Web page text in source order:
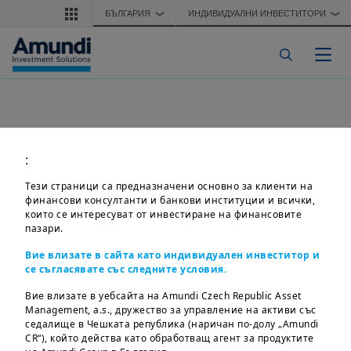
Премини към основното съдържание
БЪЛГАРИЯ ❯ ИНДИВИДУАЛНИ ИНВЕСТИТОРИ ❯
:
Тези страници са предназначени основно за клиенти на
финансови консултанти и банкови институции и всички,
които се интересуват от инвестиране на финансовите
пазари.
Вие влизате в сайта като индивидуален инвеститор и
се съгласявате със следните условия.
Вие влизате в уебсайта на Amundi Czech Republic Asset
Management, a.s., дружество за управление на активи със
седалище в Чешката република (наричан по-долу „Amundi
CR“), който действа като обработващ агент за продуктите